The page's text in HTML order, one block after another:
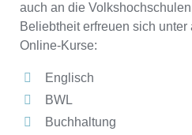
auch an die
Beliebtheit erfreuen sich
Online-Kurse:
Englisch
BWL
Buchhaltung